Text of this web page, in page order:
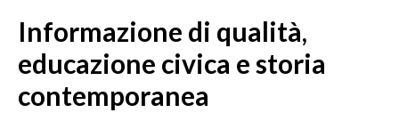
Informazione di qualità,
educazione civica e storia
contemporanea